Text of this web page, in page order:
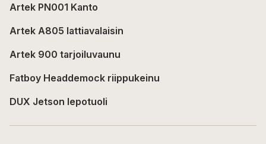
Artek PN001 Kanto
Artek A805 lattiavalaisin
Artek 900 tarjoiluvaunu
Fatboy Headdemock riippukeinu
DUX Jetson lepotuoli